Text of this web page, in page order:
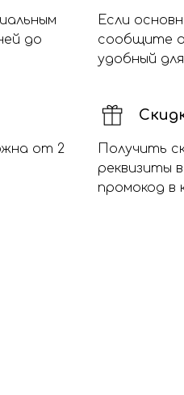
до
Если
сообщите
удобный
от 2
Получить
реквизиты
промокод в